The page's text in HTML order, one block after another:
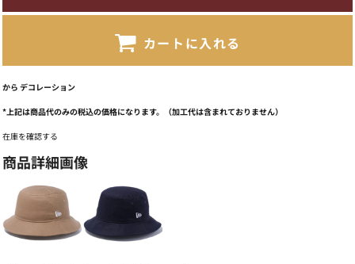
カートに入れる
から デコレーション
*上記は商品代のみの税込の価格になります。（加工代は含まれておりません）
在庫を確認する
商品詳細画像